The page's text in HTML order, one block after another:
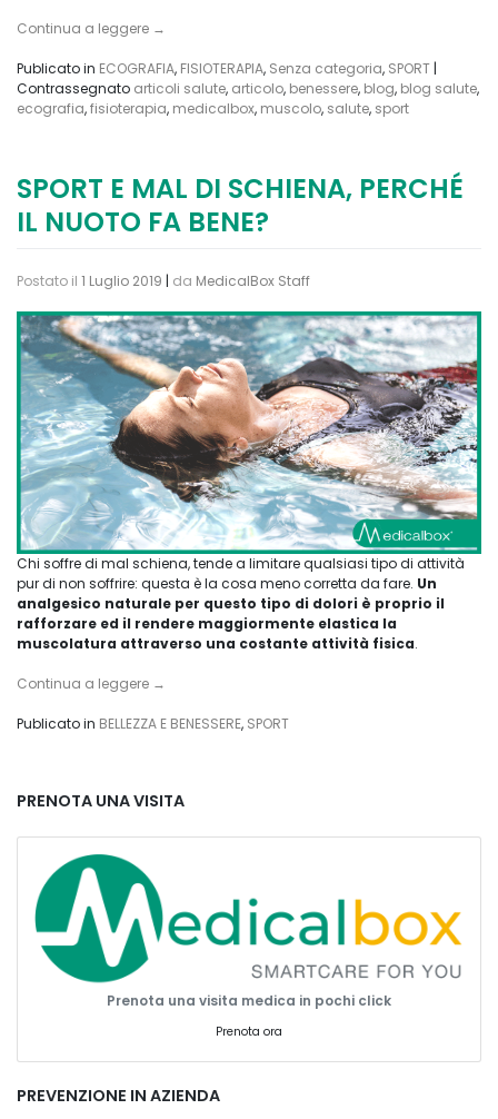
Continua a leggere →
Publicato in ECOGRAFIA, FISIOTERAPIA, Senza categoria, SPORT
Contrassegnato articoli salute, articolo, benessere, blog, blog salute,
ecografia,fisioterapia, medicalbox, muscolo, salute, sport
SPORT E MAL DI SCHIENA, PERCHÉ
IL NUOTO FA BENE?
Postato il 1 Luglio 2019 | da MedicalBox Staff
Chi soffre di mal schiena, tende a limitare qualsiasi tipo di attività
pur di non soffrire: questa è la cosa meno corretta da fare. Un
analgesico naturale per questo tipo di dolori è proprio il
rafforzare ed il rendere maggiormente elastica la
muscolatura attraverso una costante attività fisica.
Continua a leggere →
Publicato in BELLEZZA E BENESSERE, SPORT
PRENOTA UNA VISITA
Prenota una visita medica in pochi click
Prenota ora
PREVENZIONE IN AZIENDA